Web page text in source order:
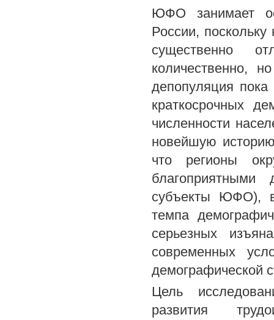
ЮФО занимает
России, поскольку
существенно
количественно,
депопуляция
краткосрочных
численности
новейшую
что регионы
благоприятными
субъекты ЮФО), в
темпа
серьезных
современных
демографической
Цель
развития